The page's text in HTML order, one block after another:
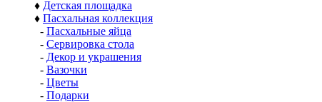
♦ Детская площадка
♦ Пасхальная коллекция
- Пасхальные яйца
- Сервировка стола
- Декор и украшения
- Вазочки
- Цветы
- Подарки